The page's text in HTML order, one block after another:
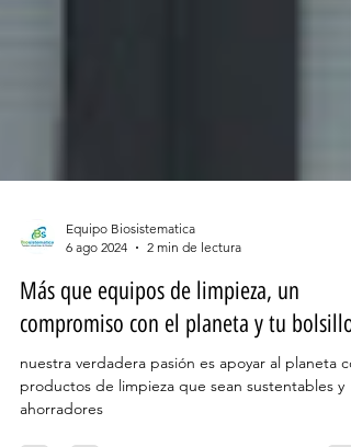
Equipo Biosistematica
6 ago 2024
2 min de lectura
Más que equipos de limpieza, un
compromiso con el planeta y tu bolsillo